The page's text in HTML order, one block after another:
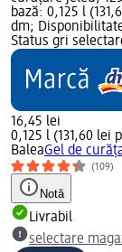
bază: 0,125 l
dm;
Status gri
16,45 lei
0,125 l (131,60 lei
BaleaGel de
(109)
Notă
Livrabil
selectare